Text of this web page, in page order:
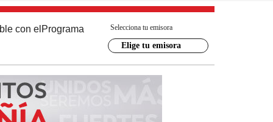
con el Programa Selecciona tu emisora
Elige tu emisora